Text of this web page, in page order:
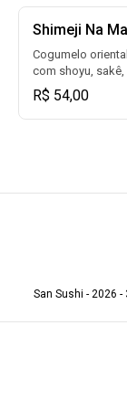
Shimeji Na
Cogumelo
com shoyu,
R$ 54,00
San Sushi - 2026